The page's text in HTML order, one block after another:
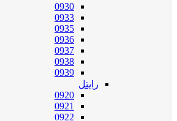
0930
0933
0935
0936
0937
0938
0939
رایتل
0920
0921
0922